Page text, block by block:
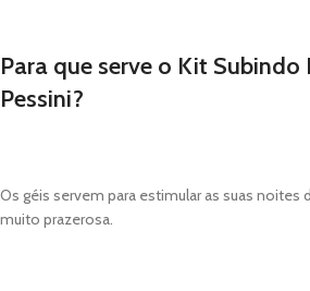
Para que serve o Kit Subindo
Pessini?
Os géis servem para estimular as suas
muito prazerosa.